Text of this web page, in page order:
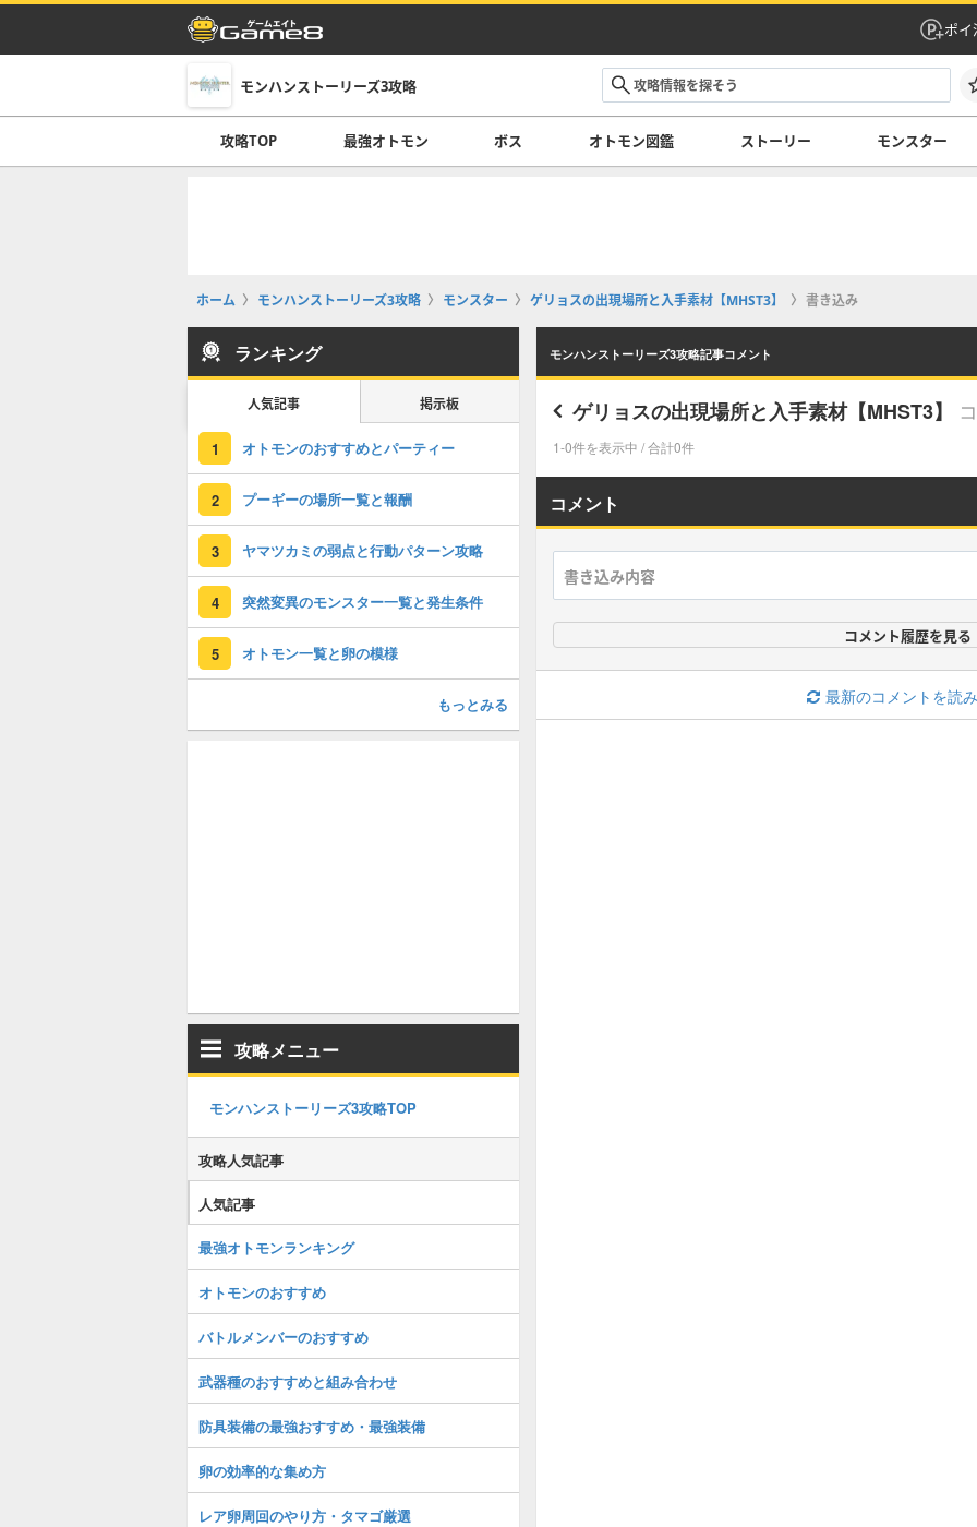
ポイ
モンハンストーリーズ3攻略
攻略TOP 最強オトモン ボス オトモン図鑑 ストーリー モンスター
ホーム モンハンストーリーズ3攻略 モンスター ゲリョスの出現場所と入手素材【MHST3】 書き込み
モンハンストーリーズ3攻略記事コメント
ゲリョスの出現場所と入手素材【MHST3】
1-0件を表示中 / 合計0件
コメント
コメント履歴を見る
最新のコメントを読
ランキング
人気記事 掲示板
1 オトモンのおすすめとパーティー
2 プーギーの場所一覧と報酬
3 ヤマツカミの弱点と行動パターン攻略
4 突然変異のモンスター一覧と発生条件
5 オトモン一覧と卵の模様
もっとみる
攻略メニュー
モンハンストーリーズ3攻略TOP
攻略人気記事
人気記事
最強オトモンランキング
オトモンのおすすめ
バトルメンバーのおすすめ
武器種のおすすめと組み合わせ
防具装備の最強おすすめ・最強装備
卵の効率的な集め方
レア卵周回のやり方・タマゴ厳選